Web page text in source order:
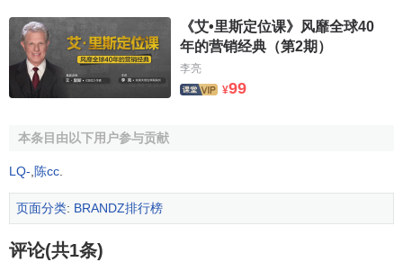
2019年BRANDZ最具价值中国品牌100强榜
单
品牌
行业类
品牌价值/
1
阿里巴巴 零售
2
腾讯
3
中国工商银行 银行
4 中国移动
电信服
《艾•里斯定位课》风靡全球40
年的营销经典（第2期）
李亮
¥99
本条目由以下用户参与贡献
LQ- 陈cc
页面分类: BRANDZ排行榜
评论(共1条)